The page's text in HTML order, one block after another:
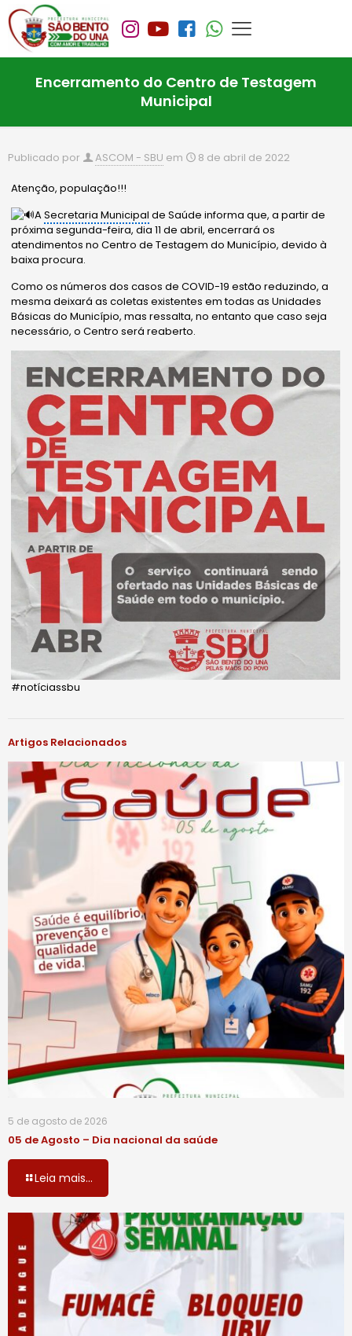
Encerramento do Centro de Testagem
Municipal
Publicado por ASCOM - SBU em 8 de abril de 2022
Atenção, população!!!
ASecretaria Municipal de Saúde informa que, a partir de
próxima segunda-feira, dia 11 de abril, encerrará os
atendimentos no Centro de Testagem do Município, devido à
baixa procura.
Como os números dos casos de COVID-19 estão reduzindo, a
mesma deixará as coletas existentes em todas as Unidades
Básicas do Município, mas ressalta, no entanto que caso seja
necessário, o Centro será reaberto.
#notíciassbu
Artigos Relacionados
5 de agosto de 2026
05 de Agosto – Dia nacional da saúde
Leia mais...